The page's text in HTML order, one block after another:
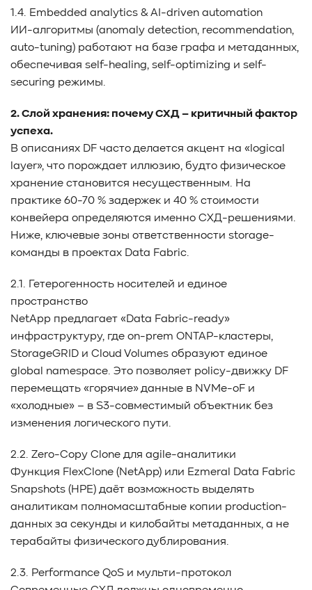
1.4. Embedded analytics & AI-driven automation
ИИ-алгоритмы (anomaly detection, recommendation,
auto-tuning) работают на базе графа и метаданных,
обеспечивая self-healing, self-optimizing и self-
securing режимы.
2. Слой хранения: почему СХД – критичный фактор
успеха.
В описаниях DF часто делается акцент на «logical
layer», что порождает иллюзию, будто физическое
хранение становится несущественным. На
практике 60-70 % задержек и 40 % стоимости
конвейера определяются именно СХД-решениями.
Ниже, ключевые зоны ответственности storage-
команды в проектах Data Fabric.
2.1. Гетерогенность носителей и единое
пространство
NetApp предлагает «Data Fabric-ready»
инфраструктуру, где on-prem ONTAP-кластеры,
StorageGRID и Cloud Volumes образуют единое
global namespace. Это позволяет policy-движку DF
перемещать «горячие» данные в NVMe-oF и
«холодные» – в S3-совместимый объектник без
изменения логического пути.
2.2. Zero-Copy Clone для agile-аналитики
Функция FlexClone (NetApp) или Ezmeral Data Fabric
Snapshots (HPE) даёт возможность выделять
аналитикам полномасштабные копии production-
данных за секунды и килобайты метаданных, а не
терабайты физического дублирования.
2.3. Performance QoS и мульти-протокол